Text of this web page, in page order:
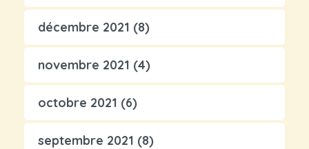
décembre 2021 (8)
novembre 2021 (4)
octobre 2021 (6)
septembre 2021 (8)